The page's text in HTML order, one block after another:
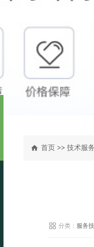
首页 >> 技术服务
分类： 服务